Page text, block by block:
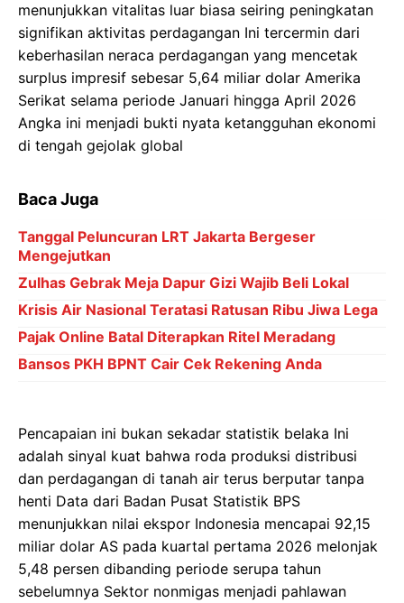
menunjukkan vitalitas luar biasa seiring peningkatan
signifikan aktivitas perdagangan Ini tercermin dari
keberhasilan neraca perdagangan yang mencetak
surplus impresif sebesar 5,64 miliar dolar Amerika
Serikat selama periode Januari hingga April 2026
Angka ini menjadi bukti nyata ketangguhan ekonomi
di tengah gejolak global
Baca Juga
Tanggal Peluncuran LRT Jakarta Bergeser
Mengejutkan
Zulhas Gebrak Meja Dapur Gizi Wajib Beli Lokal
Krisis Air Nasional Teratasi Ratusan Ribu Jiwa Lega
Pajak Online Batal Diterapkan Ritel Meradang
Bansos PKH BPNT Cair Cek Rekening Anda
Pencapaian ini bukan sekadar statistik belaka Ini
adalah sinyal kuat bahwa roda produksi distribusi
dan perdagangan di tanah air terus berputar tanpa
henti Data dari Badan Pusat Statistik BPS
menunjukkan nilai ekspor Indonesia mencapai 92,15
miliar dolar AS pada kuartal pertama 2026 melonjak
5,48 persen dibanding periode serupa tahun
sebelumnya Sektor nonmigas menjadi pahlawan